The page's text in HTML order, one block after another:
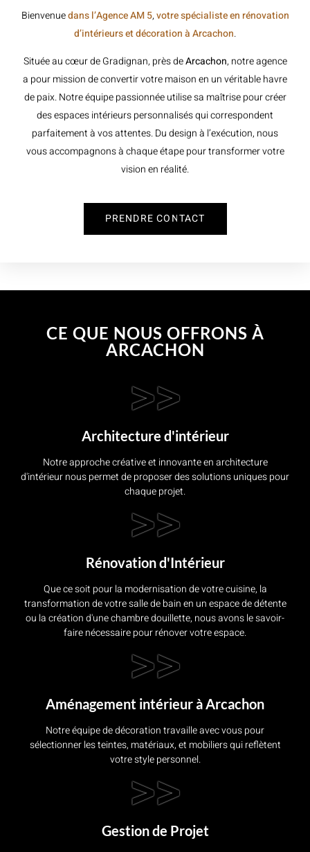
Bienvenuedans l’Agence AM 5,votre spécialiste en rénovation
d’intérieurs et décoration à Arcachon.
Située au cœur de Gradignan, près deArcachon, notre agence
a pour mission de convertir votre maison en un véritable havre
de paix. Notre équipe passionnée utilise sa maîtrise pour créer
des espaces intérieurs personnalisés qui correspondent
parfaitement à vos attentes. Du design à l’exécution, nous
vous accompagnons à chaque étape pour transformer votre
vision en réalité.
PRENDRE CONTACT
CE QUE NOUS OFFRONS À
ARCACHON
>>
Architecture d'intérieur
Notre approche créative et innovante en architecture
d'intérieur nous permet de proposer des solutions uniques pour
chaque projet.
>>
Rénovation d'Intérieur
Que ce soit pour la modernisation de votre cuisine, la
transformation de votre salle de bain en un espace de détente
ou la création d'une chambre douillette, nous avons le savoir-
faire nécessaire pour rénover votre espace.
>>
Aménagement intérieur à Arcachon
Notre équipe de décoration travaille avec vous pour
sélectionner les teintes, matériaux, et mobiliers qui reflètent
votre style personnel.
>>
Gestion de Projet